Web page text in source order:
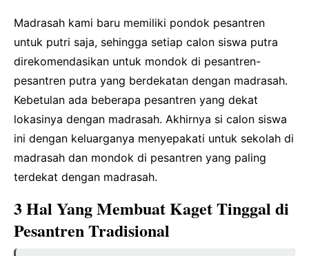
Madrasah kami baru memiliki pondok pesantren
untuk putri saja, sehingga setiap calon siswa putra
direkomendasikan untuk mondok di pesantren-
pesantren putra yang berdekatan dengan madrasah.
Kebetulan ada beberapa pesantren yang dekat
lokasinya dengan madrasah. Akhirnya si calon siswa
ini dengan keluarganya menyepakati untuk sekolah di
madrasah dan mondok di pesantren yang paling
terdekat dengan madrasah.
3 Hal Yang Membuat Kaget Tinggal di
Pesantren Tradisional